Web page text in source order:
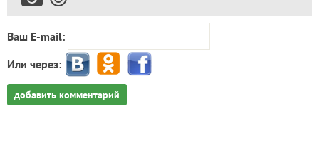
Ваш E-mail:
Или через:
добавить комментарий